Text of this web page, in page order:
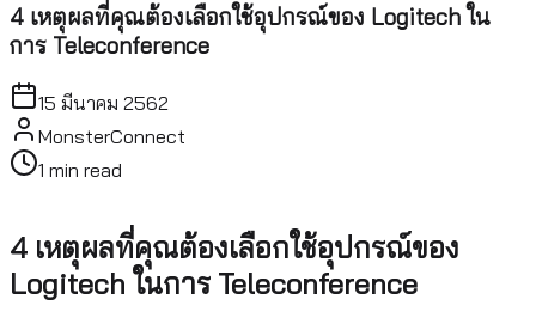
4 เหตุผลที่คุณต้องเลือกใช้อุปกรณ์ของ Logitech ใน
การ Teleconference
15 มีนาคม 2562
MonsterConnect
1 min read
4 เหตุผลที่คุณต้องเลือกใช้อุปกรณ์ของ
Logitech ในการ Teleconference